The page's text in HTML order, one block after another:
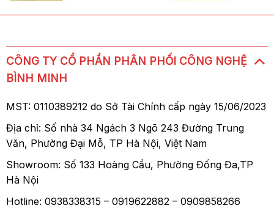
CÔNG TY CỔ PHẦN PHÂN PHỐI CÔNG NGHỆ
BÌNH MINH
MST: 0110389212 do Sở Tài Chính cấp ngày 15/06/2023
Địa chỉ: Số nhà 34 Ngách 3 Ngõ 243 Đường Trung
Văn, Phường Đại Mỗ, TP Hà Nội, Việt Nam
Showroom: Số 133 Hoàng Cầu, Phường Đống Đa,TP
Hà Nội
Hotline: 0938338315 – 0919622882 – 0909858266